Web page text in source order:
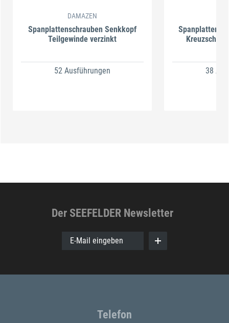
DAMAZEN
Spanplattenschrauben Senkkopf
Teilgewinde verzinkt
52 Ausführungen 38
Der SEEFELDER Newsletter
E-Mail eingeben
Telefon